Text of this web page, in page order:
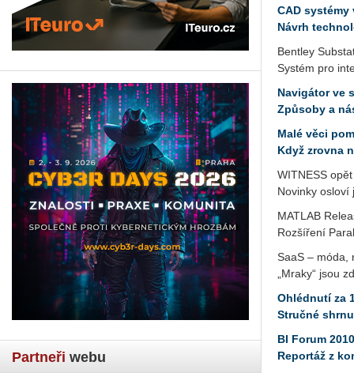
Partneři webu
CAD
Návrh
Bentley
Systém pro
Navigátor ve
Způsoby a
Malé věci
Když zrovna
WITNESS
Novinky osloví
MATLAB
Rozšíření
SaaS – móda,
„Mraky“ jsou
Ohlédnutí za
Stručné
BI Forum
Reportáž z